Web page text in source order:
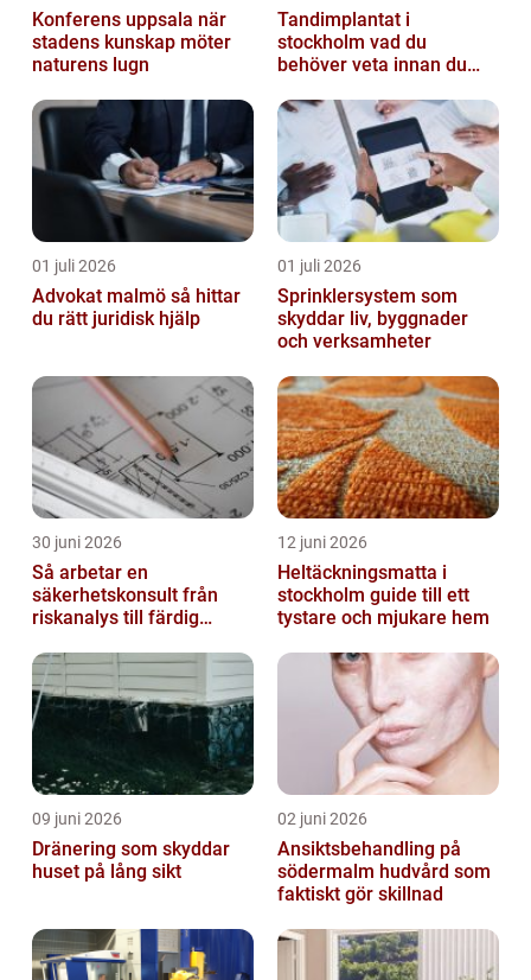
Konferens uppsala när
stadens kunskap möter
naturens lugn
Tandimplantat i
stockholm vad du
behöver veta innan du
01 juli 2026
Advokat malmö så hittar
du rätt juridisk hjälp
01 juli 2026
Sprinklersystem som
skyddar liv, byggnader
och verksamheter
30 juni 2026
Så arbetar en
säkerhetskonsult från
riskanalys till färdig
12 juni 2026
Heltäckningsmatta i
stockholm guide till ett
tystare och mjukare hem
09 juni 2026
Dränering som skyddar
huset på lång sikt
02 juni 2026
Ansiktsbehandling på
södermalm hudvård som
faktiskt gör skillnad